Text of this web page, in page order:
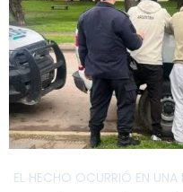
EL HECHO OCURRIÓ EN UNA